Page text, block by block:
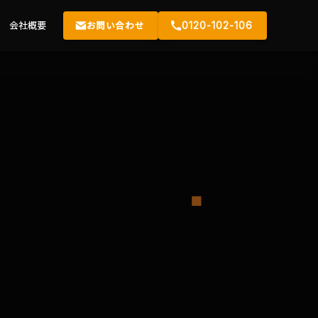
会社概要 お問い合わせ 0120-102-106